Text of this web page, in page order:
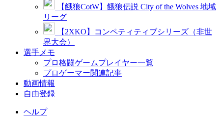
【餓狼CotW】餓狼伝説 City of the Wolves 地域
リーグ
【2XKO】コンペティティブシリーズ（非世
界大会）
選手メモ
プロ格闘ゲームプレイヤー一覧
プロゲーマー関連記事
動画情報
自由登録
ヘルプ